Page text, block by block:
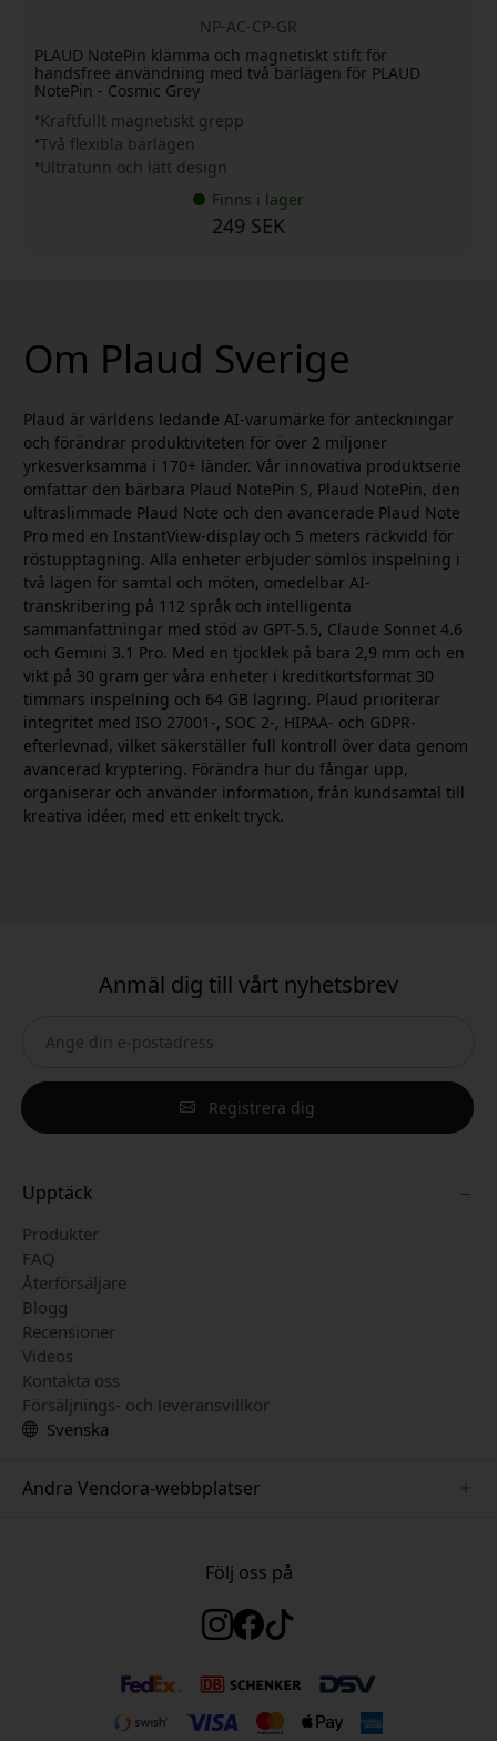
NP-AC-CP-GR
PLAUD NotePin klämma och magnetiskt stift för
handsfree användning med två bärlägen för PLAUD
NotePin - Cosmic Grey
Kraftfullt magnetiskt grepp
Två flexibla bärlägen
Ultratunn och lätt design
Finns i lager
249 SEK
Om Plaud Sverige
Plaud är världens ledande AI-varumärke för anteckningar
och förändrar produktiviteten för över 2 miljoner
yrkesverksamma i 170+ länder. Vår innovativa produktserie
omfattar den bärbara Plaud NotePin S, Plaud NotePin, den
ultraslimmade Plaud Note och den avancerade Plaud Note
Pro med en InstantView-display och 5 meters räckvidd för
röstupptagning. Alla enheter erbjuder sömlös inspelning i
två lägen för samtal och möten, omedelbar AI-
transkribering på 112 språk och intelligenta
sammanfattningar med stöd av GPT-5.5, Claude Sonnet 4.6
och Gemini 3.1 Pro. Med en tjocklek på bara 2,9 mm och en
vikt på 30 gram ger våra enheter i kreditkortsformat 30
timmars inspelning och 64 GB lagring. Plaud prioriterar
integritet med ISO 27001-, SOC 2-, HIPAA- och GDPR-
efterlevnad, vilket säkerställer full kontroll över data genom
avancerad kryptering. Förändra hur du fångar upp,
organiserar och använder information, från kundsamtal till
kreativa idéer, med ett enkelt tryck.
Anmäl dig till vårt nyhetsbrev
Registrera dig
Upptäck
Produkter
FAQ
Återförsäljare
Blogg
Recensioner
Videos
Kontakta oss
Försäljnings- och leveransvillkor
Svenska
Andra Vendora-webbplatser
www.nordicsmartlight.se
Följ oss på